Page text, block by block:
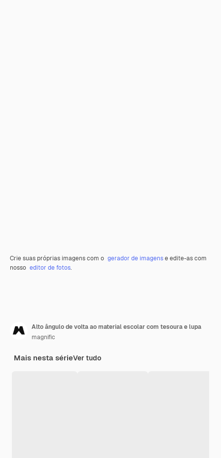
Crie suas próprias imagens com o gerador de imagense edite-as com
nosso editor de fotos.
Alto ângulo de volta ao material escolar com tesoura e lupa
magnific
Mais nesta sérieVer tudo